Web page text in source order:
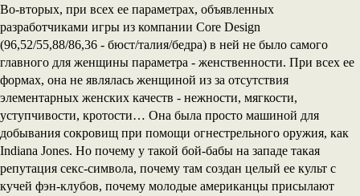
Во-вторых, при всех ее параметрах, объявленных
разработчиками игры из компании Core Design
(96,52/55,88/86,36 - бюст/талия/бедра) в ней не было самого
главного для женщины параметра - женственности. При всех ее
формах, она не являлась женщиной из за отсутствия
элементарных женских качеств - нежности, мягкости,
уступчивости, кротости… Она была просто машиной для
добывания сокровищ при помощи огнестрельного оружия, как
Indiana Jones. Но почему у такой бой-бабы на западе такая
репутация секс-символа, почему там создан целый ее культ с
кучей фэн-клубов, почему молодые американцы присылают